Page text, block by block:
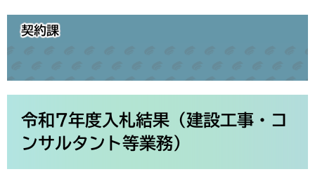
契約課
令和7年度入札結果（建設工事・コ
ンサルタント等業務）